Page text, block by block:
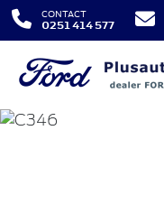
CONTACT
0251 414 577